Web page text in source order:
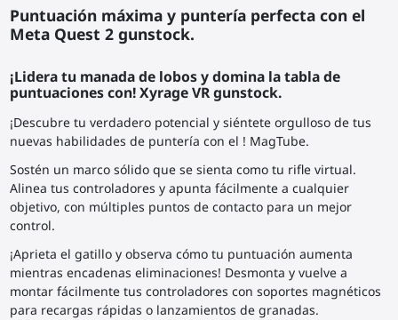
Puntuación máxima y puntería perfecta con el
Meta Quest 2 gunstock.
¡Lidera tu manada de lobos y domina la tabla de
puntuaciones con! Xyrage VR gunstock.
¡Descubre tu verdadero potencial y siéntete orgulloso de tus
nuevas habilidades de puntería con el ! MagTube.
Sostén un marco sólido que se sienta como tu rifle virtual.
Alinea tus controladores y apunta fácilmente a cualquier
objetivo, con múltiples puntos de contacto para un mejor
control.
¡Aprieta el gatillo y observa cómo tu puntuación aumenta
mientras encadenas eliminaciones! Desmonta y vuelve a
montar fácilmente tus controladores con soportes magnéticos
para recargas rápidas o lanzamientos de granadas.